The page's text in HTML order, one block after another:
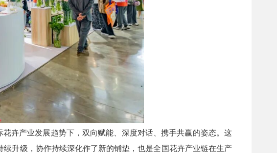
卉产业发展趋势下，双向赋能、深度对话、携手共赢的姿态。这
升级，协作持续深化作了新的铺垫，也是全国花卉产业链在生产